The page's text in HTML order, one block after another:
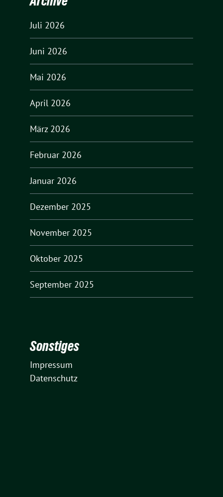
Juli 2026
Juni 2026
Mai 2026
April 2026
März 2026
Februar 2026
Januar 2026
Dezember 2025
November 2025
Oktober 2025
September 2025
Sonstiges
Impressum
Datenschutz